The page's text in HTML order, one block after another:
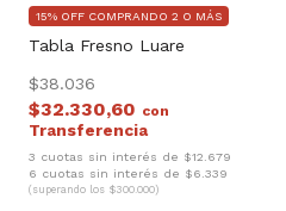
Tabla Fresno Luare
$38.036
15% OFF COMPRANDO 2 O MÁS
$32.330,60 con
3 cuotas sin interés de $12.679
6 cuotas sin interés de $6.339
(superando los $300.000)